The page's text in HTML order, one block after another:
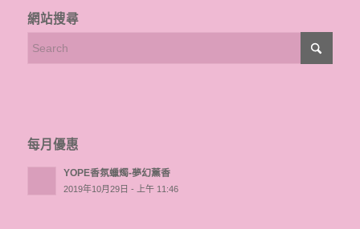
網站搜尋
每月優惠
YOPE香氛蠟燭-夢幻薰香
2019年10月29日 - 上午 11:46